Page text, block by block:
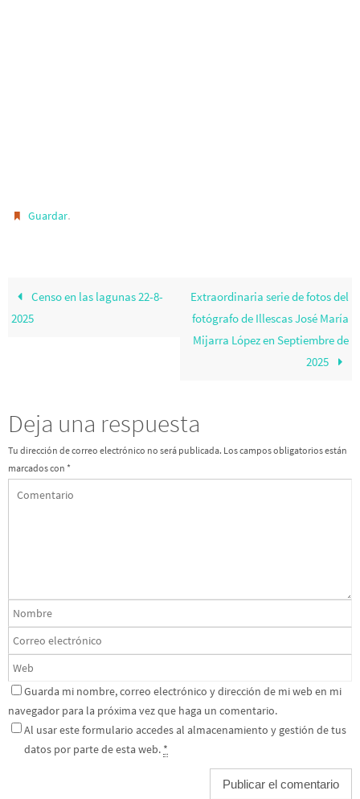
Guardar.
Censo en las lagunas 22-8-
2025
Extraordinaria serie de fotos del
fotógrafo de Illescas José María
Mijarra López en Septiembre de
2025
Deja una respuesta
Tu dirección de correo electrónico no será publicada. Los campos obligatorios están
marcados con *
Guarda mi nombre, correo electrónico y dirección de mi web en mi
navegador para la próxima vez que haga un comentario.
Al usar este formulario accedes al almacenamiento y gestión de tus
datos por parte de esta web. *